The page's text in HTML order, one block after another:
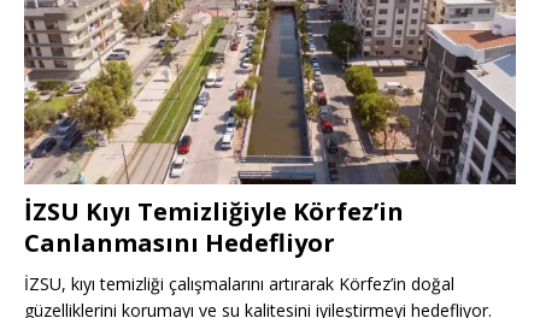
İZSU Kıyı Temizliğiyle Körfez’in
Canlanmasını Hedefliyor
İZSU, kıyı temizliği çalışmalarını artırarak Körfez’in doğal
güzelliklerini korumayı ve su kalitesini iyileştirmeyi hedefliyor.